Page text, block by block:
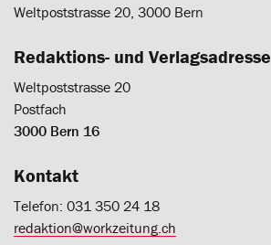
Weltpoststrasse 20, 3000 Bern
Redaktions- und Verlagsadresse
Weltpoststrasse 20
Postfach
3000 Bern 16
Kontakt
Telefon: 031 350 24 18
redaktion@workzeitung.ch